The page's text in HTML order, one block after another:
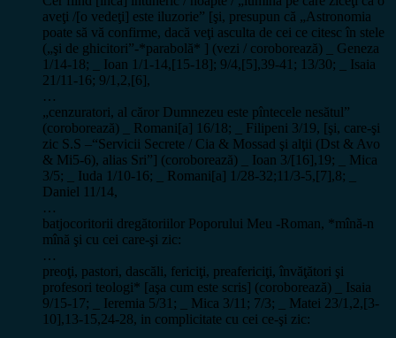
aveţi /[o vedeţi] este iluzorie” [şi, presupun că „Astronomia
poate să vă confirme, dacă veţi asculta de cei ce citesc în stele
(„şi de ghicitori”-*parabolă* ] (vezi / coroborează) _ Geneza
1/14-18; _ Ioan 1/1-14,[15-18]; 9/4,[5],39-41; 13/30; _ Isaia
21/11-16; 9/1,2,[6],
…
„cenzuratori, al căror Dumnezeu este pîntecele nesătul”
(coroborează) _ Romani[a] 16/18; _ Filipeni 3/19, [şi, care-şi
zic S.S –“Servicii Secrete / Cia & Mossad şi alţii (Dst & Avo
& Mi5-6), alias Sri”] (coroborează) _ Ioan 3/[16],19; _ Mica
3/5; _ Iuda 1/10-16; _ Romani[a] 1/28-32;11/3-5,[7],8; _
Daniel 11/14,
…
batjocoritorii dregătoriilor Poporului Meu -Roman, *mînă-n
mînă şi cu cei care-şi zic:
…
preoţi, pastori, dascăli, fericiţi, preafericiţi, învăţători şi
profesori teologi* [aşa cum este scris] (coroborează) _ Isaia
9/15-17; _ Ieremia 5/31; _ Mica 3/11; 7/3; _ Matei 23/1,2,[3-
10],13-15,24-28, in complicitate cu cei ce-şi zic:
…